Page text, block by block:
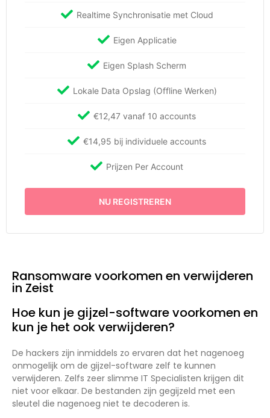
Realtime Synchronisatie met Cloud
Eigen Applicatie
Eigen Splash Scherm
Lokale Data Opslag (Offline Werken)
€12,47 vanaf 10 accounts
€14,95 bij individuele accounts
Prijzen Per Account
NU REGISTREREN
Ransomware voorkomen en verwijderen
in Zeist
Hoe kun je gijzel-software voorkomen en
kun je het ook verwijderen?
De hackers zijn inmiddels zo ervaren dat het nagenoeg
onmogelijk om de gijzel-software zelf te kunnen
verwijderen. Zelfs zeer slimme IT Specialisten krijgen dit
niet voor elkaar. De bestanden zijn gegijzeld met een
sleutel die nagenoeg niet te decoderen is.